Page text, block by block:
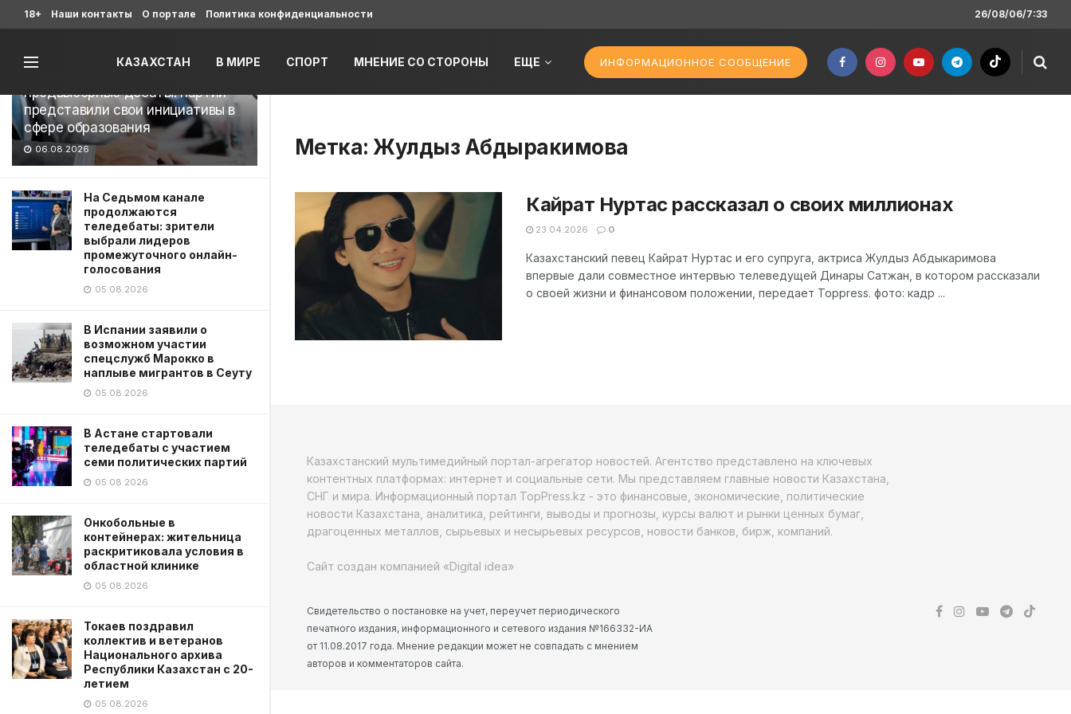
Последние
предвыборные дебаты: партии
представили свои инициативы в
сфере образования
06.08.2026
На Седьмом канале
продолжаются
теледебаты: зрители
выбрали лидеров
промежуточного онлайн-
голосования
05.08.2026
В Испании заявили о
возможном участии
спецслужб Марокко в
наплыве мигрантов в Сеуту
05.08.2026
В Астане стартовали
теледебаты с участием
семи политических партий
05.08.2026
Онкобольные в
контейнерах: жительница
раскритиковала условия в
областной клинике
05.08.2026
Токаев поздравил
коллектив и ветеранов
Национального архива
Республики Казахстан с 20-
летием
05.08.2026
18+ Наши контакты О портале Политика конфиденциальности 26/08/06/7:33
КАЗАХСТАН В МИРЕ СПОРТ МНЕНИЕ СО СТОРОНЫ ЕЩЕ ИНФОРМАЦИОННОЕ СООБЩЕНИЕ
Метка: Жулдыз Абдыракимова
Кайрат Нуртас рассказал о своих миллионах
23.04.2026 0
Казахстанский певец Кайрат Нуртас и его супруга, актриса Жулдыз Абдыкаримова
впервые дали совместное интервью телеведущей Динары Сатжан, в котором рассказали
о своей жизни и финансовом положении, передает Toppress. фото: кадр ...
Казахстанский мультимедийный портал-агрегатор новостей. Агентство представлено на ключевых
контентных платформах: интернет и социальные сети. Мы представляем главные новости Казахстана,
СНГ и мира. Информационный портал TopPress.kz - это финансовые, экономические, политические
новости Казахстана, аналитика, рейтинги, выводы и прогнозы, курсы валют и рынки ценных бумаг,
драгоценных металлов, сырьевых и несырьевых ресурсов, новости банков, бирж, компаний.
Сайт создан компанией «Digital idea»
Свидетельство о постановке на учет, переучет периодического
печатного издания, информационного и сетевого издания №166332-ИА
от 11.08.2017 года. Мнение редакции может не совпадать с мнением
авторов и комментаторов сайта.